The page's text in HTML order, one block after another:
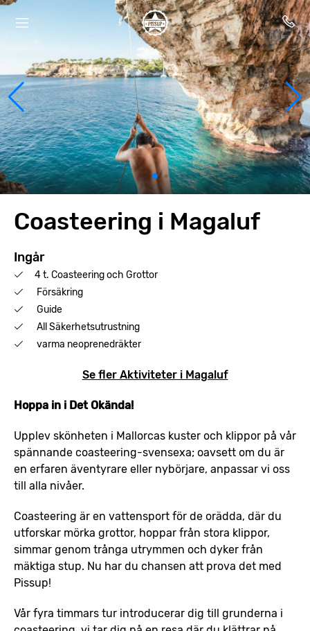
Coasteering i Magaluf
Ingår
4 t. Coasteering och Grottor
Försäkring
Guide
All Säkerhetsutrustning
varma neoprenedräkter
Se fler Aktiviteter i Magaluf
Hoppa in i Det Okända!
Upplev skönheten i Mallorcas kuster och klippor på vår
spännande coasteering-svensexa; oavsett om du är
en erfaren äventyrare eller nybörjare, anpassar vi oss
till alla nivåer.
Coasteering är en vattensport för de orädda, där du
utforskar mörka grottor, hoppar från stora klippor,
simmar genom trånga utrymmen och dyker från
mäktiga stup. Nu har du chansen att prova det med
Pissup!
Vår fyra timmars tur introducerar dig till grunderna i